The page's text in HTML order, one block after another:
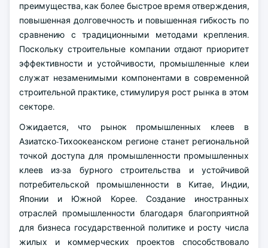
преимущества, как более быстрое время отверждения,
повышенная долговечность и повышенная гибкость по
сравнению с традиционными методами крепления.
Поскольку строительные компании отдают приоритет
эффективности и устойчивости, промышленные клеи
служат незаменимыми компонентами в современной
строительной практике, стимулируя рост рынка в этом
секторе.
Ожидается, что рынок промышленных клеев в
Азиатско-Тихоокеанском регионе станет региональной
точкой доступа для промышленности промышленных
клеев из-за бурного строительства и устойчивой
потребительской промышленности в Китае, Индии,
Японии и Южной Корее. Создание иностранных
отраслей промышленности благодаря благоприятной
для бизнеса государственной политике и росту числа
жилых и коммерческих проектов способствовало